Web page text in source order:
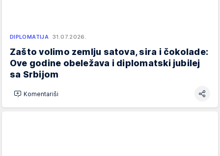
DIPLOMATIJA 31.07.2026.
Zašto volimo zemlju satova, sira i čokolade:
Ove godine obeležava i diplomatski jubilej
sa Srbijom
Komentariši